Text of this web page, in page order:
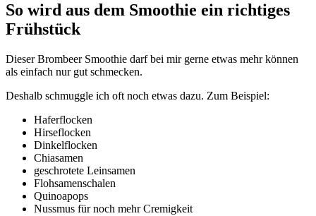
So wird aus dem Smoothie ein richtiges
Frühstück
Dieser Brombeer Smoothie darf bei mir gerne etwas mehr können
als einfach nur gut schmecken.
Deshalb schmuggle ich oft noch etwas dazu. Zum Beispiel:
Haferflocken
Hirseflocken
Dinkelflocken
Chiasamen
geschrotete Leinsamen
Flohsamenschalen
Quinoapops
Nussmus für noch mehr Cremigkeit